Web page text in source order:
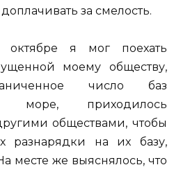
за смелость.
я мог поехать
моему обществу,
число баз
море, приходилось
обществами, чтобы
разнарядки на их базу,
месте же выяснялось, что